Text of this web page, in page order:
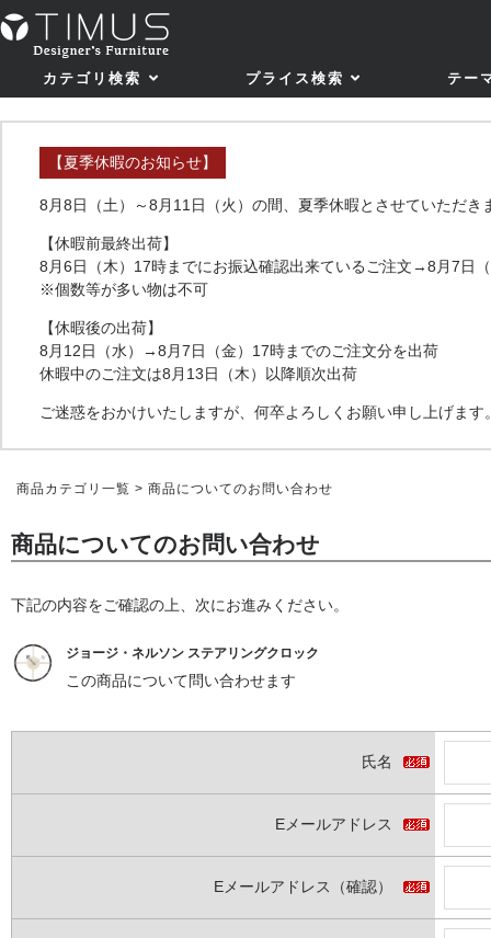
カテゴリ検索 プライス検索 テー
【夏季休暇のお知らせ】
8月8日（土）～8月11日（火）の間、夏季休暇とさせていただき
【休暇前最終出荷】
8月6日（木）17時までにお振込確認出来ているご注文→8月7日
※個数等が多い物は不可
【休暇後の出荷】
8月12日（水）→8月7日（金）17時までのご注文分を出荷
休暇中のご注文は8月13日（木）以降順次出荷
ご迷惑をおかけいたしますが、何卒よろしくお願い申し上げます
商品カテゴリ一覧 > 商品についてのお問い合わせ
商品についてのお問い合わせ
下記の内容をご確認の上、次にお進みください。
ジョージ・ネルソン ステアリングクロック
この商品について問い合わせます
氏名
Eメールアドレス
Eメールアドレス（確認）